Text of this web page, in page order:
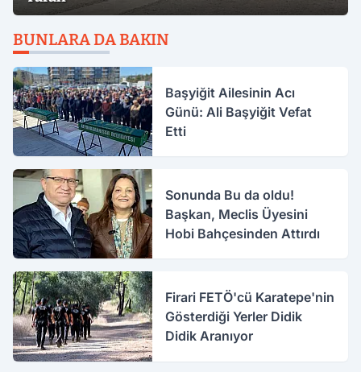
BUNLARA DA BAKIN
Başyiğit Ailesinin Acı
Günü: Ali Başyiğit Vefat
Etti
Sonunda Bu da oldu!
Başkan, Meclis Üyesini
Hobi Bahçesinden Attırdı
Firari FETÖ'cü Karatepe'nin
Gösterdiği Yerler Didik
Didik Aranıyor